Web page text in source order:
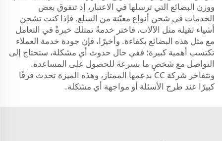
ووزن البضائع التي ترسلها في الاعتبار، إذ تتفوق بعض
الخدمات في شحن أنواع معيّنة من السلع. فإذا كنت تشحن
أشياء ثقيلة مثل الآلات، فاختر خدمةً تمتلك خبرةً في التعامل
مع مثل هذه البضائع بكفاءة. وأخيرًا، فإن جودة خدمة العملاء
تكتسب أهمية كبيرة؛ ففي حال حدوث أي مشكلة، ستحتاج إلى
التواصل مع شخصٍ ما بسرعة للحصول على المساعدة.
وتتفاخر شركة CC بدعمها الممتاز، وهذه الميزة تحدث فرقًا
كبيرًا عند طرح الأسئلة أو مواجهة أي مشكلة.